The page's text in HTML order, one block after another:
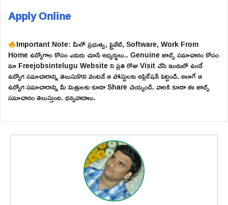
Apply Online
Important Note: మీలో ప్రభుత్వ, ప్రైవేట్, Software, Work From
Home ఉద్యోగాల కోసం ఎదురు చూసే అభ్యర్థులు.. Genuine జాబ్స్ సమాచారం కోసం
మా Freejobsintelugu Website ని ప్రతి రోజు Visit చేసి ఇందులో ఉండే
ఉద్యోగ సమాచారాన్ని తెలుసుకొని వెంటనే ఆ పోస్టులకు అప్లికేషన్ పెట్టండి. అలాగే ఆ
ఉద్యోగ సమాచారాన్ని మీ మిత్రులకు కూడా Share చెయ్యండి. వారికి కూడా ఈ జాబ్స్
సమాచారం తెలుస్తుంది. ధన్యవాదాలు.